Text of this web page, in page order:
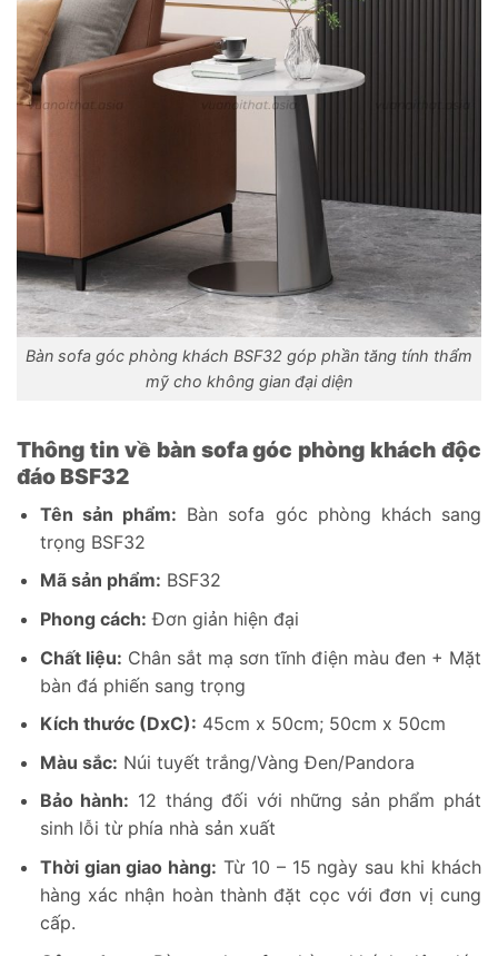
Bàn sofa góc phòng khách BSF32 góp phần tăng tính thẩm
mỹ cho không gian đại diện
Thông tin về bàn sofa góc phòng khách độc
đáo BSF32
Tên sản phẩm: Bàn sofa góc phòng khách sang
trọng BSF32
Mã sản phẩm: BSF32
Phong cách: Đơn giản hiện đại
Chất liệu: Chân sắt mạ sơn tĩnh điện màu đen + Mặt
bàn đá phiến sang trọng
Kích thước (DxC): 45cm x 50cm; 50cm x 50cm
Màu sắc: Núi tuyết trắng/Vàng Đen/Pandora
Bảo hành: 12 tháng đối với những sản phẩm phát
sinh lỗi từ phía nhà sản xuất
Thời gian giao hàng: Từ 10 – 15 ngày sau khi khách
hàng xác nhận hoàn thành đặt cọc với đơn vị cung
cấp.